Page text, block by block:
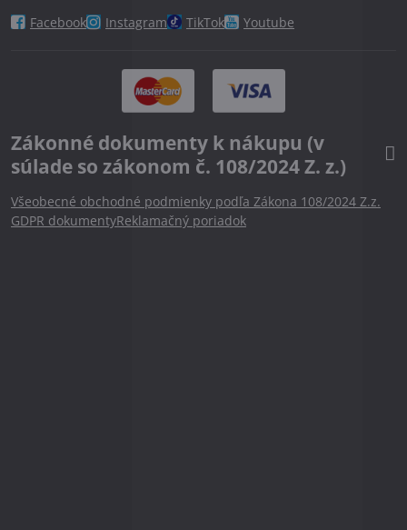
Facebook Instagram TikTok Youtube
Zákonné dokumenty k nákupu (v
súlade so zákonom č. 108/2024 Z. z.)
Všeobecné obchodné podmienky podľa Zákona 108/2024 Z.z.
GDPR dokumentyReklamačný poriadok